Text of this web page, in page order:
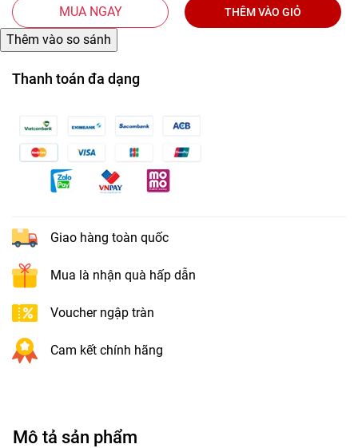
MUA NGAY THÊM VÀO GIỎ
Thanh toán đa dạng
Giao hàng toàn quốc
Mua là nhận quà hấp dẫn
Voucher ngập tràn
Cam kết chính hãng
Mô tả sản phẩm